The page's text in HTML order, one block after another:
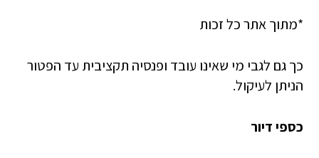
*מתוך אתר כל זכות
כך גם לגבי מי שאינו עובד ופנסיה תקציבית עד הפטור
הניתן לעיקול.
כספי דיור